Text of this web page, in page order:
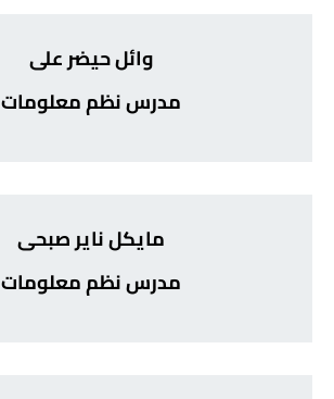
وائل حيضر على
مدرس نظم معلومات
مايكل ناير صبحى
مدرس نظم معلومات